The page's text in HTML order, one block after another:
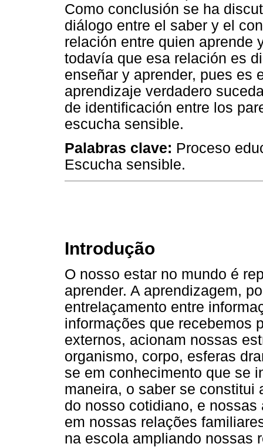
Como conclusión se ha
diálogo entre el saber y el
relación entre quien aprende
todavía que esa relación es
enseñar y aprender, pues es
aprendizaje verdadero
de identificación entre los
escucha sensible.
Palabras clave: Proceso
Escucha sensible.
Introdução
O nosso estar no mundo é
aprender. A aprendizagem,
entrelaçamento entre
informações que recebemos
externos, acionam nossas
organismo, corpo, esferas
se em conhecimento que se
maneira, o saber se constitui
do nosso cotidiano, e
em nossas relações
na escola ampliando nossas